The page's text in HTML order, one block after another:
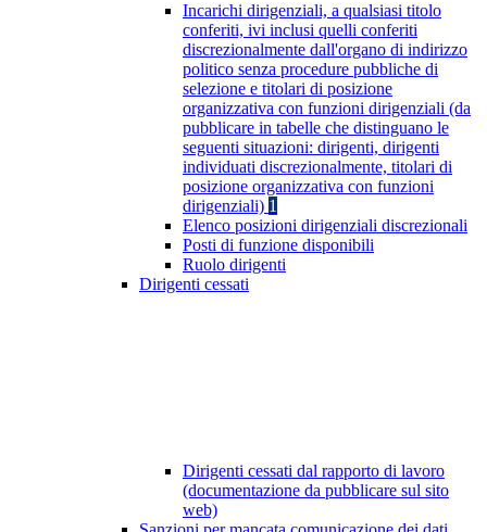
Incarichi dirigenziali, a qualsiasi titolo
conferiti, ivi inclusi quelli conferiti
discrezionalmente dall'organo di indirizzo
politico senza procedure pubbliche di
selezione e titolari di posizione
organizzativa con funzioni dirigenziali (da
pubblicare in tabelle che distinguano le
seguenti situazioni: dirigenti, dirigenti
individuati discrezionalmente, titolari di
posizione organizzativa con funzioni
dirigenziali) 1
Elenco posizioni dirigenziali discrezionali
Posti di funzione disponibili
Ruolo dirigenti
Dirigenti cessati
Dirigenti cessati dal rapporto di lavoro
(documentazione da pubblicare sul sito
web)